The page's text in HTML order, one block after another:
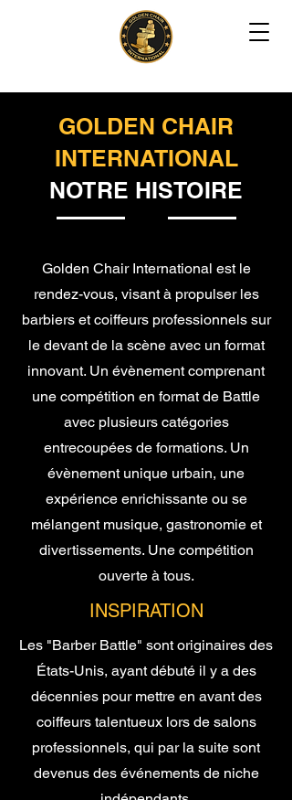
GOLDEN CHAIR
INTERNATIONAL
NOTRE HISTOIRE
Golden Chair International est le
rendez-vous, visant à propulser les
barbiers et coiffeurs professionnels sur
le devant de la scène avec un format
innovant. Un évènement comprenant
une compétition en format de Battle
avec plusieurs catégories
entrecoupées de formations. Un
évènement unique urbain, une
expérience enrichissante ou se
mélangent musique, gastronomie et
divertissements. Une compétition
ouverte à tous.
INSPIRATION
Les "Barber Battle" sont originaires des
États-Unis, ayant débuté il y a des
décennies pour mettre en avant des
coiffeurs talentueux lors de salons
professionnels, qui par la suite sont
devenus des événements de niche